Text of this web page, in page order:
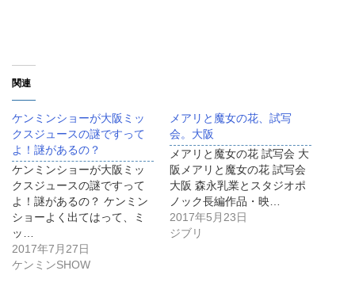
関連
ケンミンショーが大阪ミッ
クスジュースの謎ですって
よ！謎があるの？
ケンミンショーが大阪ミッ
クスジュースの謎ですって
よ！謎があるの？ ケンミン
ショーよく出てはって、ミ
ッ…
2017年7月27日
ケンミンSHOW
メアリと魔女の花、試写
会。大阪
メアリと魔女の花 試写会 大
阪メアリと魔女の花 試写会
大阪 森永乳業とスタジオポ
ノック長編作品・映…
2017年5月23日
ジブリ